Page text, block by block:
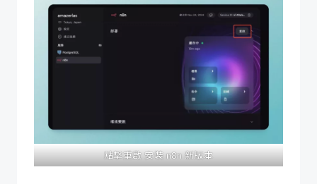
點擊重啟 安裝 n8n 新版本